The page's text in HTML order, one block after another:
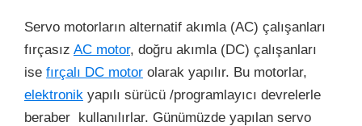
Servo motorların alternatif akımla (AC) çalışanları
fırçasız AC motor, doğru akımla (DC) çalışanları
ise fırçalı DC motor olarak yapılır. Bu motorlar,
elektronik yapılı sürücü /programlayıcı devrelerle
beraber kullanılırlar. Günümüzde yapılan servo